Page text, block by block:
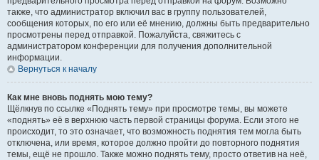
также, что администратор включил вас в группу пользователей,
сообщения которых, по его или её мнению, должны быть предварительно
просмотрены перед отправкой. Пожалуйста, свяжитесь с
администратором конференции для получения дополнительной
информации.
Вернуться к началу
Как мне вновь поднять мою тему?
Щёлкнув по ссылке «Поднять тему» при просмотре темы, вы можете
«поднять» её в верхнюю часть первой страницы форума. Если этого не
происходит, то это означает, что возможность поднятия тем могла быть
отключена, или время, которое должно пройти до повторного поднятия
темы, ещё не прошло. Также можно поднять тему, просто ответив на неё,